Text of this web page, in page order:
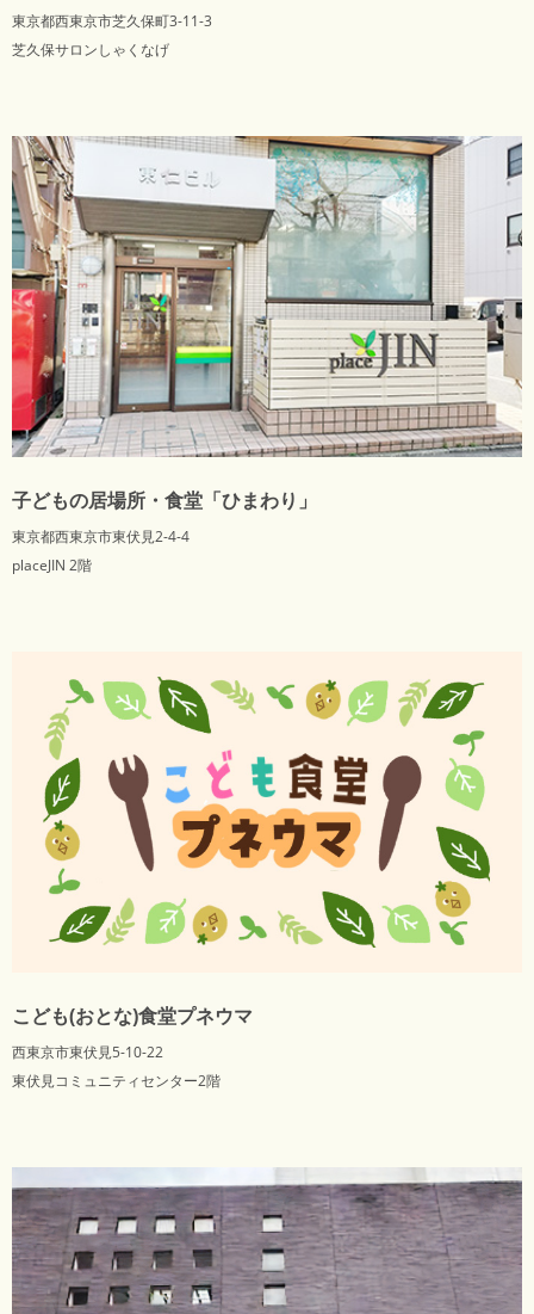
東京都西東京市芝久保町3-11-3
芝久保サロンしゃくなげ
子どもの居場所・食堂「ひまわり」
東京都西東京市東伏見2-4-4
placeJIN 2階
こども(おとな)食堂プネウマ
西東京市東伏見5-10-22
東伏見コミュニティセンター2階